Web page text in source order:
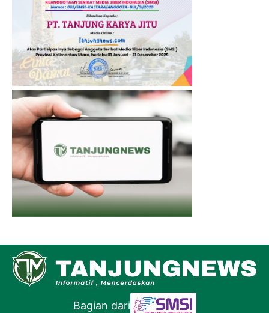
Bagian dari